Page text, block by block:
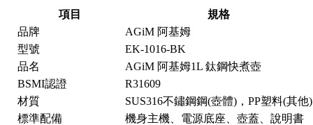
項目
規格
品牌
AGiM 阿基姆
型號
EK-1016-BK
品名
AGiM 阿基姆1L 鈦鋼快煮壺
BSMI認證
R31609
材質
SUS316不鏽鋼鋼(壺體)，PP塑料(其他)
標準配備
機身主機、電源底座、壺蓋、說明書